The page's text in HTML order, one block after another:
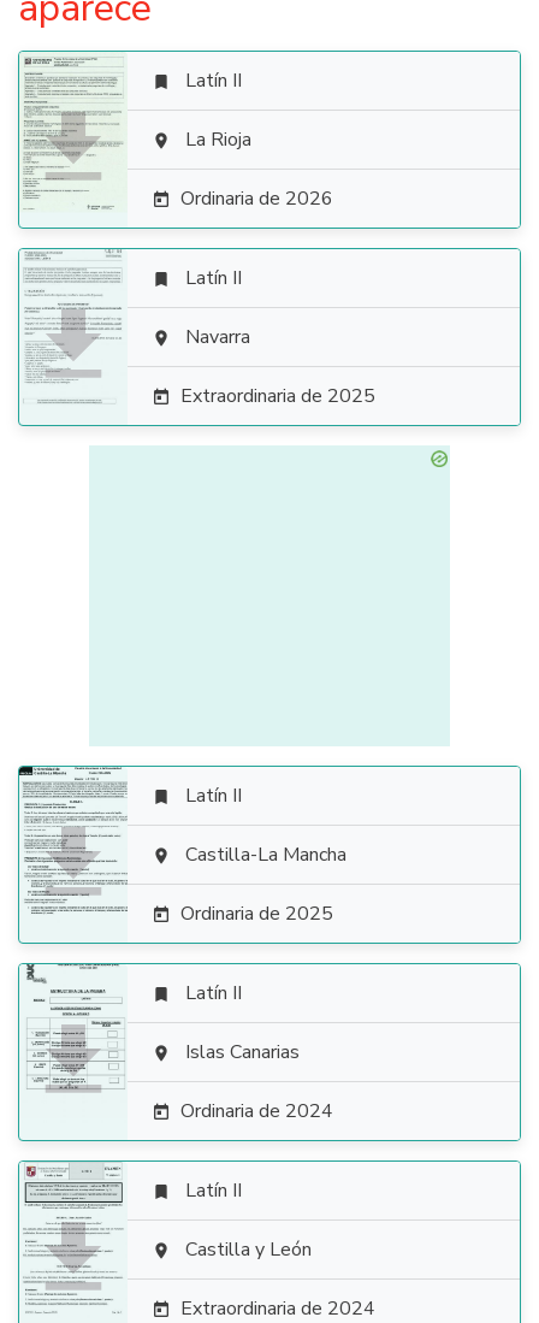

 Latín II
 La Rioja
 Ordinaria de 2026

 Latín II
 Navarra
 Extraordinaria de 2025

 Latín II
 Castilla-La Mancha
 Ordinaria de 2025

 Latín II
 Islas Canarias
 Ordinaria de 2024

 Latín II
 Castilla y León
 Extraordinaria de 2024